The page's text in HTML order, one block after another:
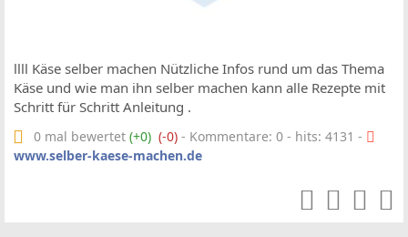
llll Käse selber machen Nützliche Infos rund um das Thema
Käse und wie man ihn selber machen kann alle Rezepte mit
Schritt für Schritt Anleitung .
0 mal bewertet (+0) (-0) - Kommentare: 0 - hits: 4131 -
www.selber-kaese-machen.de